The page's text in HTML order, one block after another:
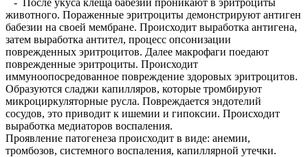
животного. Пораженные эритроциты демонстрируют антиген
бабезии на своей мембране. Происходит выработка антигена,
затем выработка антител, процесс опсонизации
поврежденных эритроцитов. Далее макрофаги поедают
поврежденные эритроциты. Происходит
иммуноопосредованное повреждение здоровых эритроцитов.
Образуются сладжи капилляров, которые тромбируют
микроциркуляторные русла. Повреждается эндотелий
сосудов, это приводит к ишемии и гипоксии. Происходит
выработка медиаторов воспаления.
Проявление патогенеза происходит в виде: анемии,
тромбозов, системного воспаления, капиллярной утечки.